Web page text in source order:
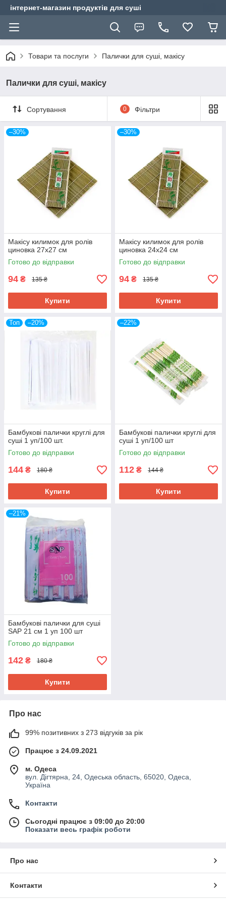
інтернет-магазин продуктів для суші
Товари та послуги Палички для суші, макісу
Палички для суші, макісу
Сортування 0 Фільтри
–30%
Макісу килимок для ролів
циновка 27х27 см
Готово до відправки
94 ₴ 135 ₴
Купити
–30%
Макісу килимок для ролів
циновка 24х24 см
Готово до відправки
94 ₴ 135 ₴
Купити
Топ –20%
Бамбукові палички круглі для
суші 1 уп/100 шт.
Готово до відправки
144 ₴ 180 ₴
Купити
–22%
Бамбукові палички круглі для
суші 1 уп/100 шт
Готово до відправки
112 ₴ 144 ₴
Купити
–21%
Бамбукові палички для суші
SAP 21 см 1 уп 100 шт
Готово до відправки
142 ₴ 180 ₴
Купити
Про нас
99% позитивних з 273 відгуків за рік
Працює з 24.09.2021
м. Одеса
вул. Дігтярна, 24, Одеська область, 65020, Одеса,
Україна
Контакти
Сьогодні працює з 09:00 до 20:00
Показати весь графік роботи
Про нас
Контакти